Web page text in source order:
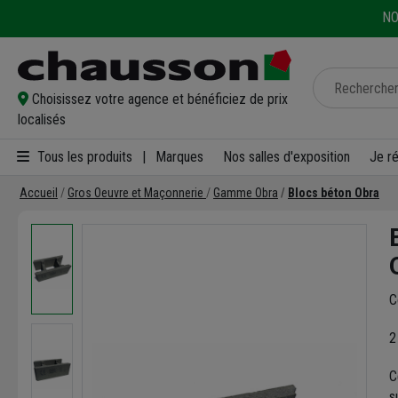
Choisissez votre agence et bénéficiez de prix
localisés
Tous les produits Marques Nos salles d'exposition Je
Accueil Gros Oeuvre et Maçonnerie Gamme Obra Blocs béton Obra